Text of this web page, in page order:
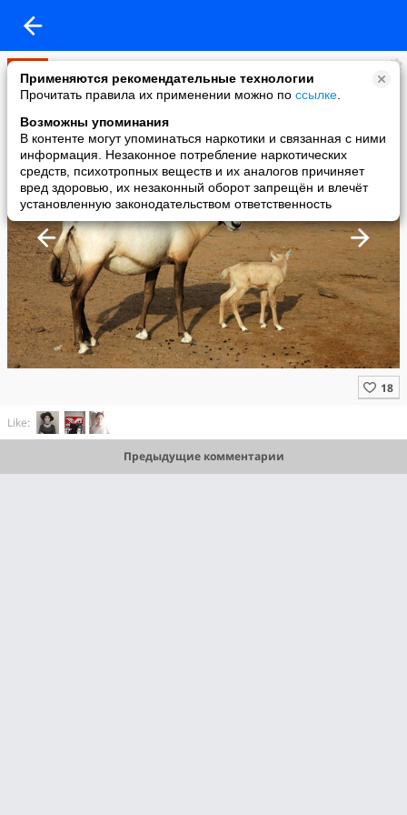
Применяются рекомендательные технологии
Прочитать правила их применении можно по ссылке
Возможны упоминания
В контенте могут упоминаться наркотики и связанная с ними
информация. Незаконное потребление наркотических
средств, психотропных веществ и их аналогов причиняет
вред здоровью, их незаконный оборот запрещён и влечёт
установленную законодательством ответственность
Мир
added a photo
12 Jun в 14:34
Like:
Предыдущие комментарии